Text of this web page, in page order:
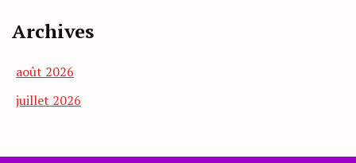
Archives
août 2026
juillet 2026